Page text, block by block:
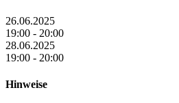
26.06.2025
19:00 - 20:00
28.06.2025
19:00 - 20:00
Hinweise